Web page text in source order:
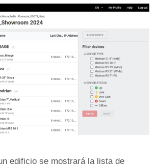
edificio se mostrará la lista de